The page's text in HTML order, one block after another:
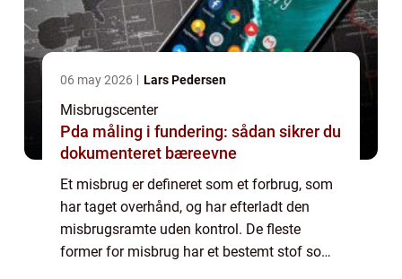
06 may 2026 Lars Pedersen
Misbrugscenter
Pda måling i fundering: sådan sikrer du
dokumenteret bæreevne
Et misbrug er defineret som et forbrug, som
har taget overhånd, og har efterladt den
misbrugsramte uden kontrol. De fleste
former for misbrug har et bestemt stof som